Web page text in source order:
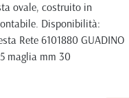
ovale, costruito in
Disponibilità:
Rete 6101880 GUADINO
maglia mm 30